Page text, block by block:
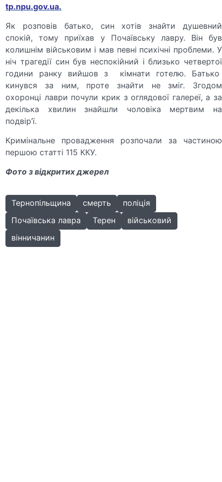
tp.npu.gov.ua.
Як розповів батько, син хотів знайти душевний
спокій, тому приїхав у Почаївську лавру. Він був
колишнім військовим і мав певні психічні проблеми. У
ніч трагедії син був неспокійний і близько четвертої
години ранку вийшов з кімнати готелю. Батько
кинувся за ним, проте знайти не зміг. Згодом
охоронці лаври почули крик з оглядової галереї, а за
декілька хвилин знайшли чоловіка мертвим на
подвір’ї.
Кримінальне провадження розпочали за частиною
першою статті 115 ККУ.
Фото з відкритих джерел
Тернопільщина смерть
поліція
Почаївська лавра
Терен
військовий
вінничанин